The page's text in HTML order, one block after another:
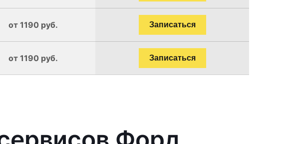
от 1190 руб. Записаться
от 1190 руб. Записаться